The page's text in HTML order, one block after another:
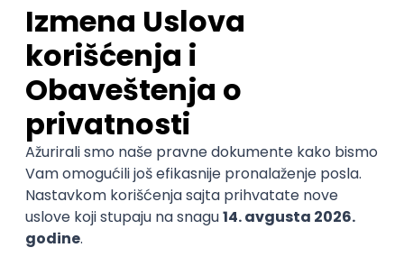
Pomozi nam da saznamo više o
ovom smeru
(0ocena)
Ostavi ocenu